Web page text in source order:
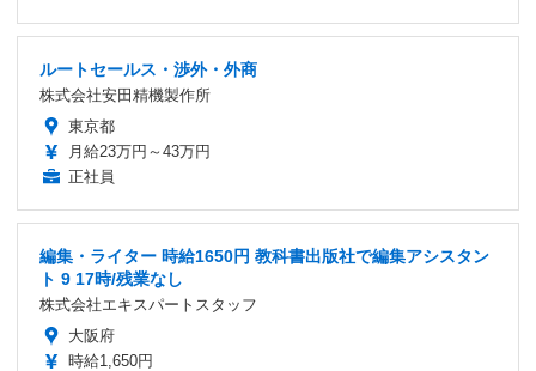
ルートセールス・渉外・外商
株式会社安田精機製作所
東京都
月給23万円～43万円
正社員
編集・ライター 時給1650円 教科書出版社で編集アシスタン
ト 9 17時/残業なし
株式会社エキスパートスタッフ
大阪府
時給1,650円